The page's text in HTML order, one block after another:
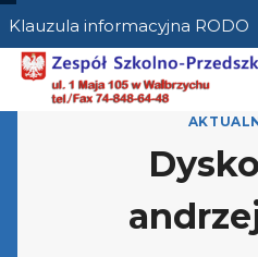
Klauzula informacyjna RODO